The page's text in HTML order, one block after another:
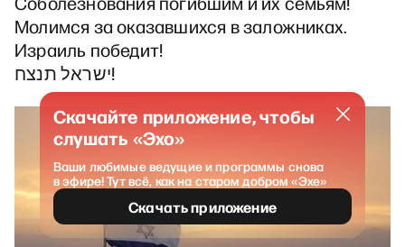
Молимся за оказавшихся в заложниках.
Израиль победит!
ישראל תנצח!
Скачайте приложение, чтобы
слушать «Эхо»
Ваши любимые ведущие и программы снова
в эфире! Тут всё, как на старом добром «Эхе»
Скачать приложение